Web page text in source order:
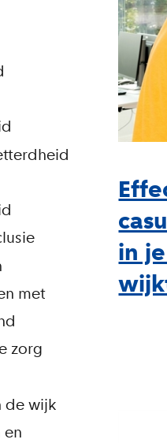
met
zorg
de wijk
en
in